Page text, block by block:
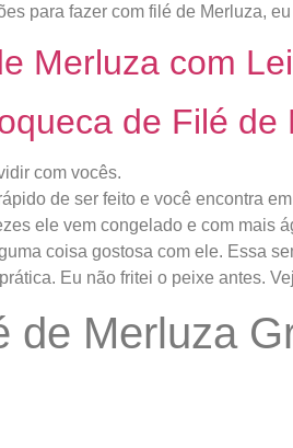
para fazer com filé de Merluza,
Merluza com
de Filé de
com vocês.
de ser feito e você encontra
ele vem congelado e com mais
coisa gostosa com ele. Essa
Eu não fritei o peixe antes.
de Merluza